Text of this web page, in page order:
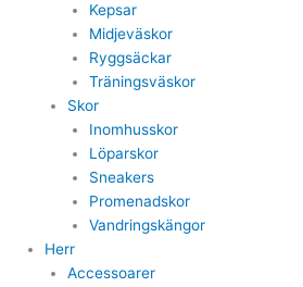
Kepsar
Midjeväskor
Ryggsäckar
Träningsväskor
Skor
Inomhusskor
Löparskor
Sneakers
Promenadskor
Vandringskängor
Herr
Accessoarer